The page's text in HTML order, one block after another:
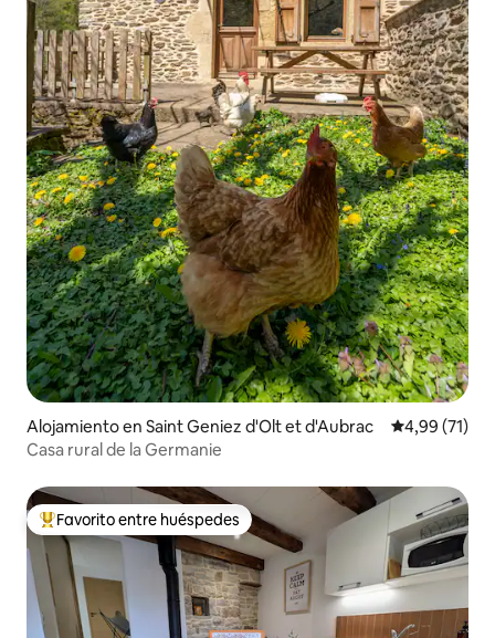
Alojamiento en Saint Geniez d'Olt et d'Aubrac Calificación
4,99 (71)
Casa rural de la Germanie
Favorito entre los huéspedes más destacados
Favorito entre huéspedes